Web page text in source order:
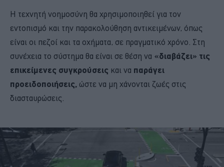
Η τεχνητή νοημοσύνη θα χρησιμοποιηθεί για τον
εντοπισμό και την παρακολούθηση αντικειμένων, όπως
είναι οι πεζοί και τα οχήματα, σε πραγματικό χρόνο. Στη
συνέχεια το σύστημα θα είναι σε θέση να «διαβάζει» τις
επικείμενες συγκρούσεις και να παράγει
προειδοποιήσεις, ώστε να μη χάνονται ζωές στις
διασταυρώσεις.